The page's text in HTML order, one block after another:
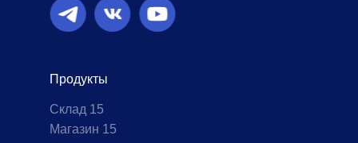
Продукты
Склад 15
Магазин 15